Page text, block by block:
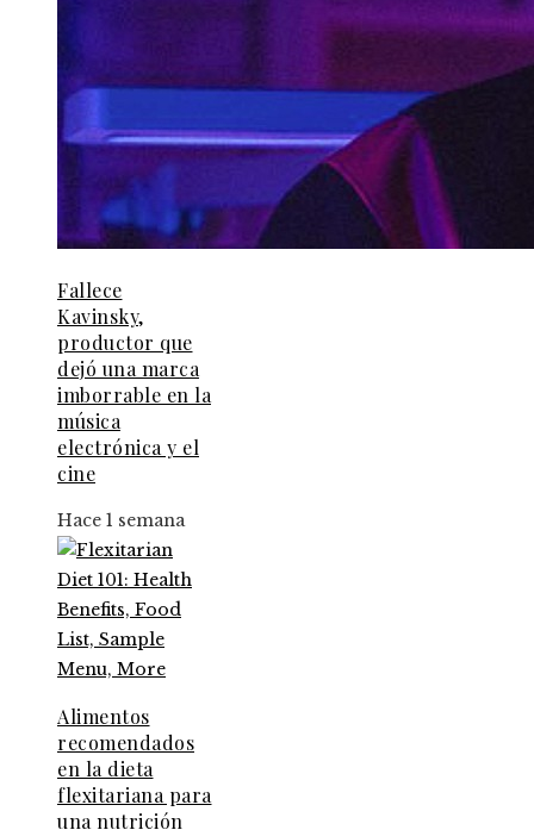
Fallece
Kavinsky,
productor que
dejó una marca
imborrable en la
música
electrónica y el
cine
Hace 1 semana
Alimentos
recomendados
en la dieta
flexitariana para
una nutrición